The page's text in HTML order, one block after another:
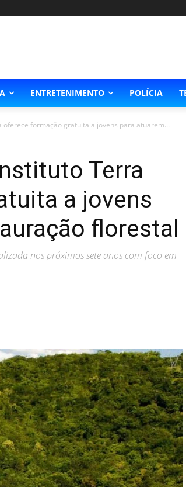
ENTRETENIMENTO POLÍCIA
oferece formação gratuita a jovens para atuarem...
Terra
a jovens
florestal
nos próximos sete anos com foco em